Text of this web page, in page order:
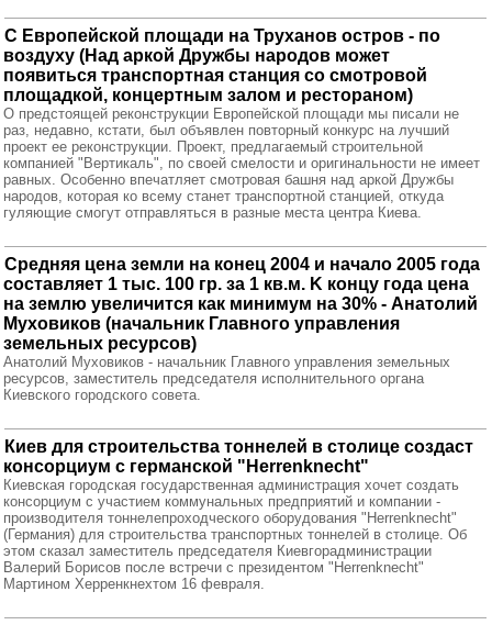
С Европейской площади на Труханов остров - по
воздуху (Над аркой Дружбы народов может
появиться транспортная станция со смотровой
площадкой, концертным залом и рестораном)
О предстоящей реконструкции Европейской площади мы писали не
раз, недавно, кстати, был объявлен повторный конкурс на лучший
проект ее реконструкции. Проект, предлагаемый строительной
компанией "Вертикаль", по своей смелости и оригинальности не имеет
равных. Особенно впечатляет смотровая башня над аркой Дружбы
народов, которая ко всему станет транспортной станцией, откуда
гуляющие смогут отправляться в разные места центра Киева.
Средняя цена земли на конец 2004 и начало 2005 года
составляет 1 тыс. 100 гр. за 1 кв.м. K концу года цена
на землю увеличится как минимум на 30% - Анатолий
Муховиков (начальник Главного управления
земельных ресурсов)
Анатолий Муховиков - начальник Главного управления земельных
ресурсов, заместитель председателя исполнительного органа
Киевского городского совета.
Киев для строительства тоннелей в столице создаст
консорциум с германской "Herrenknecht"
Киевская городская государственная администрация хочет создать
консорциум с участием коммунальных предприятий и компании -
производителя тоннелепроходческого оборудования "Herrenknecht"
(Германия) для строительства транспортных тоннелей в столице. Об
этом сказал заместитель председателя Киевгорадминистрации
Валерий Борисов после встречи с президентом "Herrenknecht"
Мартином Херренкнехтом 16 февраля.